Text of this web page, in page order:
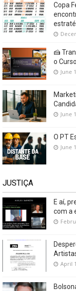
Copa
🍰
o
June
June
O PT
June
JUSTIÇA
E aí,
com a
April